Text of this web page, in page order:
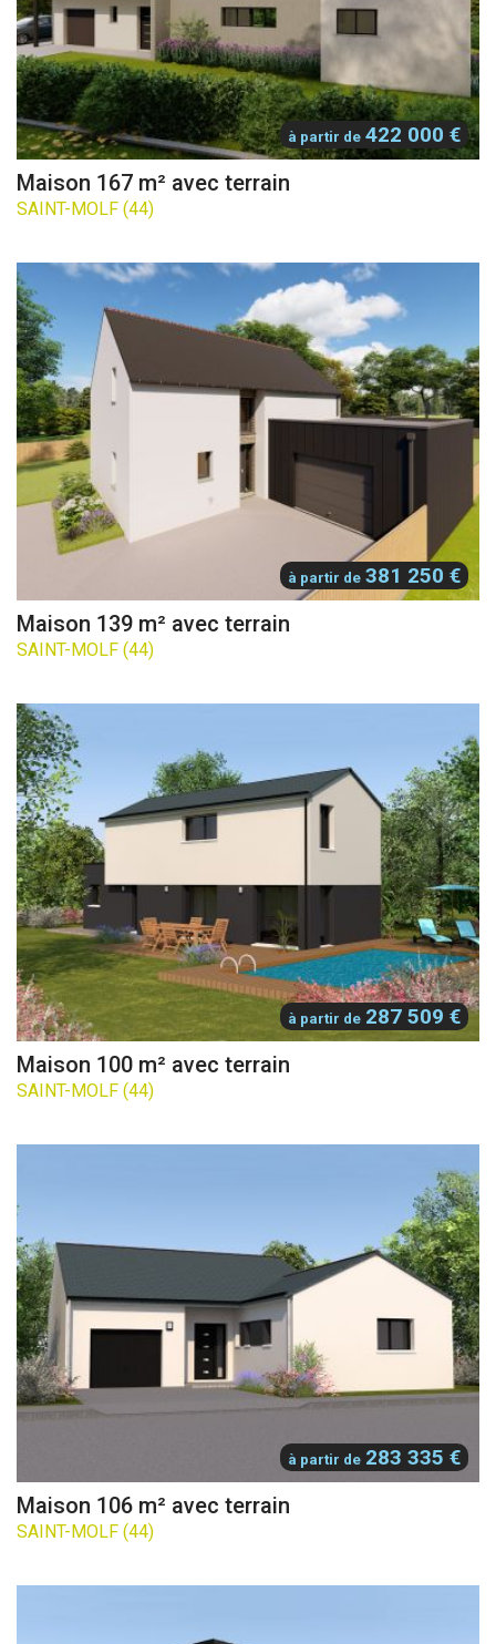
à partir de 422 000 €
Maison 167 m² avec terrain
SAINT-MOLF (44)
à partir de 381 250 €
Maison 139 m² avec terrain
SAINT-MOLF (44)
à partir de 287 509 €
Maison 100 m² avec terrain
SAINT-MOLF (44)
à partir de 283 335 €
Maison 106 m² avec terrain
SAINT-MOLF (44)